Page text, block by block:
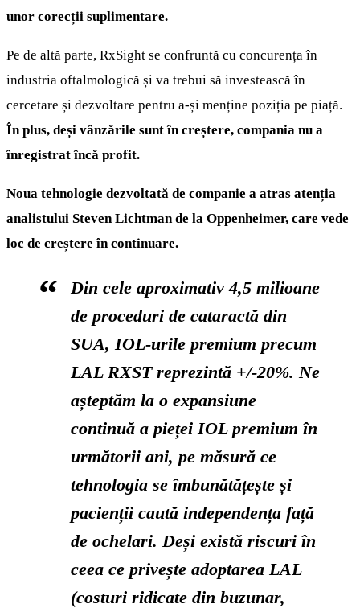
unor corecții suplimentare.
Pe de altă parte, RxSight se confruntă cu concurența în
industria oftalmologică și va trebui să investească în
cercetare și dezvoltare pentru a-și menține poziția pe piață.
În plus, deși vânzările sunt în creștere, compania nu a
înregistrat încă profit.
Noua tehnologie dezvoltată de companie a atras atenția
analistului Steven Lichtman de la Oppenheimer, care vede
loc de creștere în continuare.
Din cele aproximativ 4,5 milioane
de proceduri de cataractă din
SUA, IOL-urile premium precum
LAL RXST reprezintă +/-20%. Ne
așteptăm la o expansiune
continuă a pieței IOL premium în
următorii ani, pe măsură ce
tehnologia se îmbunătățește și
pacienții caută independența față
de ochelari. Deși există riscuri în
ceea ce privește adoptarea LAL
(costuri ridicate din buzunar,